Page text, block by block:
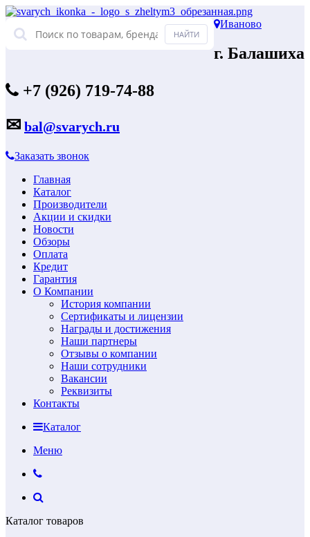
Иваново
г. Балашиха
+7 (926) 719-74-88
✉ bal@svarych.ru
Заказать звонок
Главная
Каталог
Производители
Акции и скидки
Новости
Обзоры
Оплата
Кредит
Гарантия
О Компании
История компании
Сертификаты и лицензии
Награды и достижения
Наши партнеры
Отзывы о компании
Наши сотрудники
Вакансии
Реквизиты
Контакты
Каталог
Меню
Каталог товаров